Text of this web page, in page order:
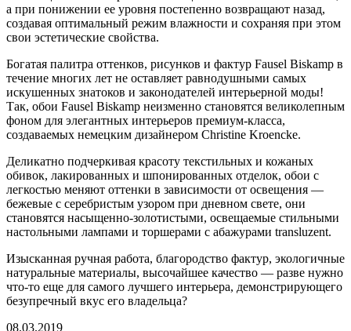
а при понижении ее уровня постепенно возвращают назад,
создавая оптимальный режим влажности и сохраняя при этом
свои эстетические свойства.
Богатая палитра оттенков, рисунков и фактур Fausel Biskamp в
течение многих лет не оставляет равнодушными самых
искушенных знатоков и законодателей интерьерной моды!
Так, обои Fausel Biskamp неизменно становятся великолепным
фоном для элегантных интерьеров премиум-класса,
создаваемых немецким дизайнером Christine Kroencke.
Деликатно подчеркивая красоту текстильных и кожаных
обивок, лакированных и шпонированных отделок, обои с
легкостью меняют оттенки в зависимости от освещения —
бежевые с серебристым узором при дневном свете, они
становятся насыщенно-золотистыми, освещаемые стильными
настольными лампами и торшерами с абажурами transluzent.
Изысканная ручная работа, благородство фактур, экологичные
натуральные материалы, высочайшее качество — разве нужно
что-то еще для самого лучшего интерьера, демонстрирующего
безупречный вкус его владельца?
08.03.2019